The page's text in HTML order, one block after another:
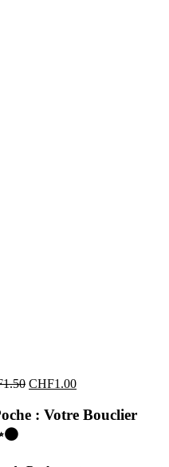
1.50 CHF1.00
: Votre Bouclier